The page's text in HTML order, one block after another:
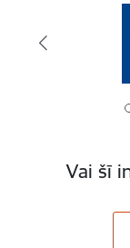
Vai šī